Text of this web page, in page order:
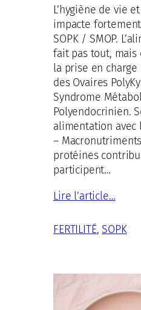
L’hygiène de vie
impacte
SOPK / SMOP.
fait pas tout,
la prise en charge
des Ovaires
Syndrome
Polyendocrinien.
alimentation avec
–
protéines
participent…
Lire l’article…
FERTILITÉ, SOPK